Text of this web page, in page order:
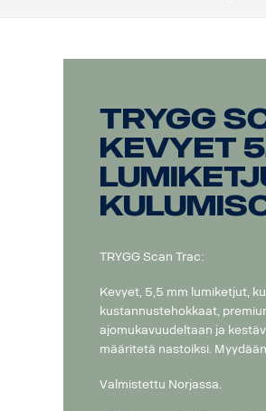
TRYGG
kevyet
TRYGG Scan Trac:
Kevyet, 5,5 mm lumiketjut,
kustannustehokkaat,
ajomukavuudeltaan ja
määritetä nastoiksi.
Valmistettu Norjassa.